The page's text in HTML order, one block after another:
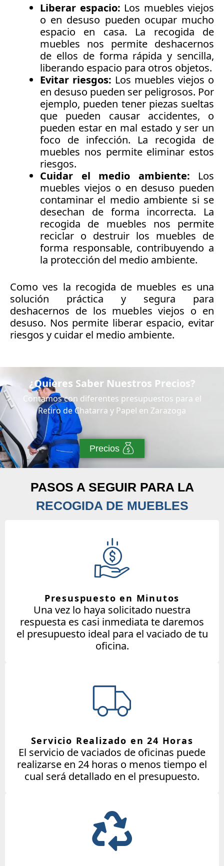
Liberar espacio: Los muebles viejos
o en desuso pueden ocupar mucho
espacio en casa. La recogida de
muebles nos permite deshacernos
de ellos de forma rápida y sencilla,
liberando espacio para otros objetos.
Evitar riesgos: Los muebles viejos o
en desuso pueden ser peligrosos. Por
ejemplo, pueden tener piezas sueltas
que pueden causar accidentes, o
pueden estar en mal estado y ser un
foco de infección. La recogida de
muebles nos permite eliminar estos
riesgos.
Cuidar el medio ambiente: Los
muebles viejos o en desuso pueden
contaminar el medio ambiente si se
desechan de forma incorrecta. La
recogida de muebles nos permite
reciclar o destruir los muebles de
forma responsable, contribuyendo a
la protección del medio ambiente.
Como ves la recogida de muebles es una
solución práctica y segura para
deshacernos de los muebles viejos o en
desuso. Nos permite liberar espacio, evitar
riesgos y cuidar el medio ambiente.
¿Quieres Saber Nuestros Precios?
Contamos con diferentes presupuestos para el
Retiro de Chatarra y Papel en Zarazoga
Precios
PASOS A SEGUIR PARA LA
RECOGIDA DE MUEBLES
Presuspuesto en Minutos
Una vez lo haya solicitado nuestra
respuesta es casi inmediata te daremos
el presupuesto ideal para el vaciado de tu
oficina.
Servicio Realizado en 24 Horas
El servicio de vaciados de oficinas puede
realizarse en 24 horas o menos tiempo el
cual será detallado en el presupuesto.